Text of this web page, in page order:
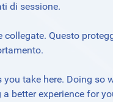
di sessione.
Questo
take here. Doing so
better experience for